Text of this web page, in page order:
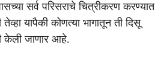
सर्व परिसराचे चित्रीकरण करण्यात
यापैकी कोणत्या भागातून ती दिसू
केली जाणार आहे.